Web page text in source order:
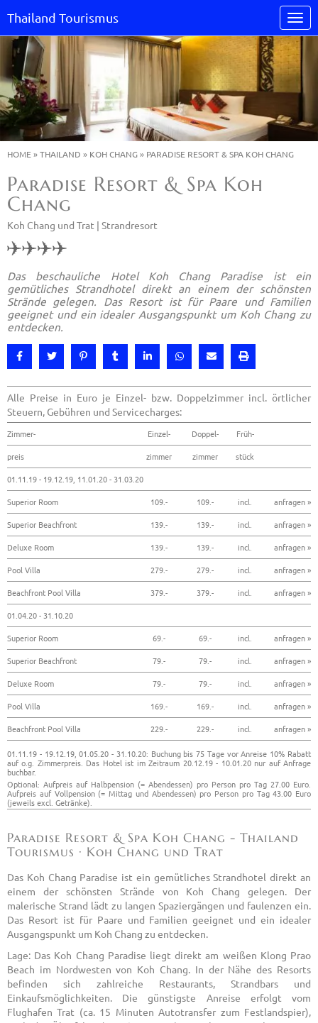
Thailand Tourismus
HOME»THAILAND » KOH CHANG» PARADISE RESORT & SPA KOH CHANG
Paradise Resort & Spa Koh
Chang
Koh Chang und Trat | Strandresort
Das beschauliche Hotel Koh Chang Paradise ist ein
gemütliches Strandhotel direkt an einem der schönsten
Strände gelegen. Das Resort ist für Paare und Familien
geeignet und ein idealer Ausgangspunkt um Koh Chang zu
entdecken.
Alle Preise in Euro je Einzel- bzw. Doppelzimmer incl. örtlicher
Steuern, Gebühren und Servicecharges:
Zimmer- Einzel- Doppel-
Früh-
preis
zimmer zimmer
stück
01.11.19 - 19.12.19, 11.01.20 - 31.03.20
Superior Room
109.- 109.- incl.
anfragen »
Superior Beachfront
139.- 139.- incl.
anfragen »
Deluxe Room
139.- 139.- incl.
anfragen »
Pool Villa
279.- 279.- incl.
anfragen »
Beachfront Pool Villa
379.- 379.- incl.
anfragen »
01.04.20 - 31.10.20
Superior Room
69.- 69.- incl.
anfragen »
Superior Beachfront
79.- 79.- incl.
anfragen »
Deluxe Room
79.- 79.- incl.
anfragen »
Pool Villa
169.- 169.- incl.
anfragen »
Beachfront Pool Villa
229.- 229.- incl. anfragen »
01.11.19 - 19.12.19, 01.05.20 - 31.10.20: Buchung bis 75 Tage vor Anreise 10% Rabatt
auf o.g. Zimmerpreis. Das Hotel ist im Zeitraum 20.12.19 - 10.01.20 nur auf Anfrage
buchbar.
Optional: Aufpreis auf Halbpension (= Abendessen) pro Person pro Tag 27.00 Euro.
Aufpreis auf Vollpension (= Mittag und Abendessen) pro Person pro Tag 43.00 Euro
(jeweils excl. Getränke).
Paradise Resort & Spa Koh Chang - Thailand
Tourismus · Koh Chang und Trat
Das Koh Chang Paradise ist ein gemütliches Strandhotel direkt an
einem der schönsten Strände von Koh Chang gelegen. Der
malerische Strand lädt zu langen Spaziergängen und faulenzen ein.
Das Resort ist für Paare und Familien geeignet und ein idealer
Ausgangspunkt um Koh Chang zu entdecken.
Lage: Das Koh Chang Paradise liegt direkt am weißen Klong Prao
Beach im Nordwesten von Koh Chang. In der Nähe des Resorts
befinden sich zahlreiche Restaurants, Strandbars und
Einkaufsmöglichkeiten. Die günstigste Anreise erfolgt vom
Flughafen Trat (ca. 15 Minuten Autotransfer zum Festlandspier),